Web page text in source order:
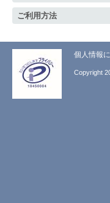
ご利用方法
個人情報
Copyright